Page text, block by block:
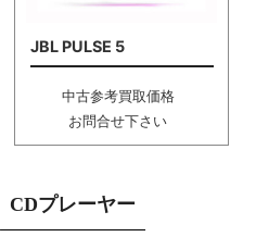
JBL PULSE 5
中古参考買取価格
お問合せ下さい
CDプレーヤー